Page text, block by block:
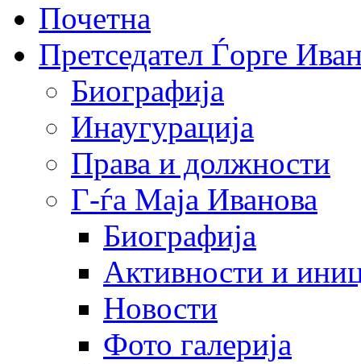
Почетна
Претседател Ѓорге
Биографија
Инаугурација
Права и должности
Г-ѓа Маја Иванова
Биографија
Активности и
Новости
Фото галерија